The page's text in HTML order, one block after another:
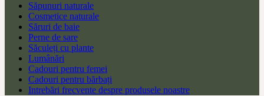
Săpunuri naturale
Cosmetice naturale
Săruri de baie
Perne de sare
Săculeți cu plante
Lumânări
Cadouri pentru femei
Cadouri pentru bărbați
Intrebări frecvente despre produsele noastre